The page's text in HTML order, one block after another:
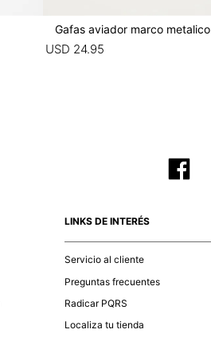
Gafas aviador marco metalico
USD 24.95
LINKS DE INTERÉS
Servicio al cliente
Preguntas frecuentes
Radicar PQRS
Localiza tu tienda